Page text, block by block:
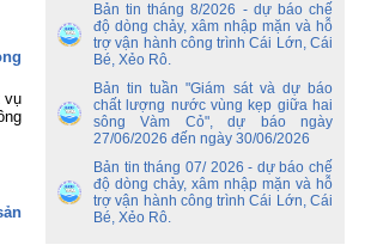
vụ
Bản tin tháng 8/2026 - dự báo chế
độ dòng chảy, xâm nhập mặn và hỗ
trợ vận hành công trình Cái Lớn, Cái
Bé, Xẻo Rô.
Bản tin tuần "Giám sát và dự báo
chất lượng nước vùng kẹp giữa hai
sông Vàm Cỏ", dự báo ngày
27/06/2026 đến ngày 30/06/2026
Bản tin tháng 07/ 2026 - dự báo chế
độ dòng chảy, xâm nhập mặn và hỗ
trợ vận hành công trình Cái Lớn, Cái
Bé, Xẻo Rô.